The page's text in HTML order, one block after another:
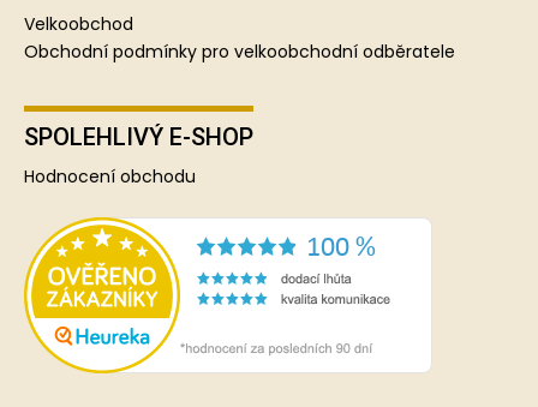
Velkoobchod
Obchodní podmínky pro velkoobchodní odběratele
SPOLEHLIVÝ E-SHOP
Hodnocení obchodu